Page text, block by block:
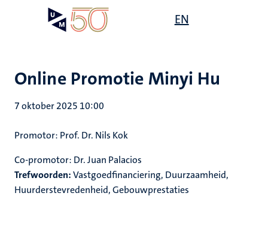
gaan
EN
Online Promotie Minyi Hu
7 oktober 2025 10:00
Promotor: Prof. Dr. Nils Kok
Co-promotor: Dr. Juan Palacios
Trefwoorden:Vastgoedfinanciering, Duurzaamheid,
Huurderstevredenheid, Gebouwprestaties